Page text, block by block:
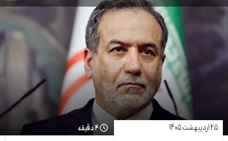
۲۵ اردیبهشت ۱۴۰۵ ۴ دقیقه